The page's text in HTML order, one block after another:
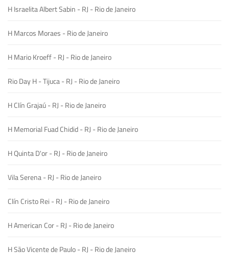
H Israelita Albert Sabin - RJ - Rio de Janeiro
H Marcos Moraes - Rio de Janeiro
H Mario Kroeff - RJ - Rio de Janeiro
Rio Day H - Tijuca - RJ - Rio de Janeiro
H Clín Grajaú - RJ - Rio de Janeiro
H Memorial Fuad Chidid - RJ - Rio de Janeiro
H Quinta D'or - RJ - Rio de Janeiro
Vila Serena - RJ - Rio de Janeiro
Clín Cristo Rei - RJ - Rio de Janeiro
H American Cor - RJ - Rio de Janeiro
H São Vicente de Paulo - RJ - Rio de Janeiro